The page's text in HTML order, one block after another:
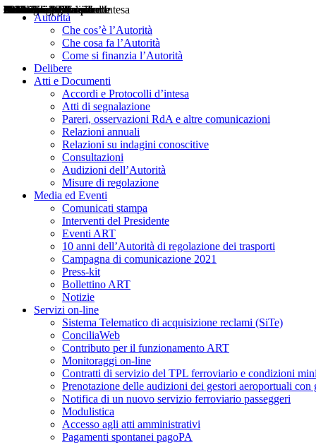
Autorità
Che cos’è l’Autorità
Che cosa fa l’Autorità
Come si finanzia l’Autorità
Delibere
Atti e Documenti
Accordi e Protocolli d’intesa
Atti di segnalazione
Pareri, osservazioni RdA e altre comunicazioni
Relazioni annuali
Relazioni su indagini conoscitive
Consultazioni
Audizioni dell’Autorità
Misure di regolazione
Media ed Eventi
Comunicati stampa
Interventi del Presidente
Eventi ART
10 anni dell’Autorità di regolazione dei trasporti
Campagna di comunicazione 2021
Press-kit
Bollettino ART
Notizie
Servizi on-line
Sistema Telematico di acquisizione reclami (SiTe)
ConciliaWeb
Contributo per il funzionamento ART
Monitoraggi on-line
Contratti di servizio del TPL ferroviario e condizioni
Prenotazione delle audizioni dei gestori aeroportuali con
Notifica di un nuovo servizio ferroviario passeggeri
Modulistica
Accesso agli atti amministrativi
Pagamenti spontanei pagoPA
Delibere
Pareri
Consultazioni
Audizioni
Atti di Segnalazione
Accordi e Protocolli d'Intesa
Relazioni annuali
Misure di regolazione
Notizie
Comunicati Stampa
Bollettini ART
Convegni ART
Interviste del Presidente
Articoli in primo piano
Interventi del Presidente
2004
2005
2010
2013
2014
2015
2016
2017
2018
2019
202
2020
2021
2022
2023
2024
2025
2026
Aereo
Marittimo
Terrestre